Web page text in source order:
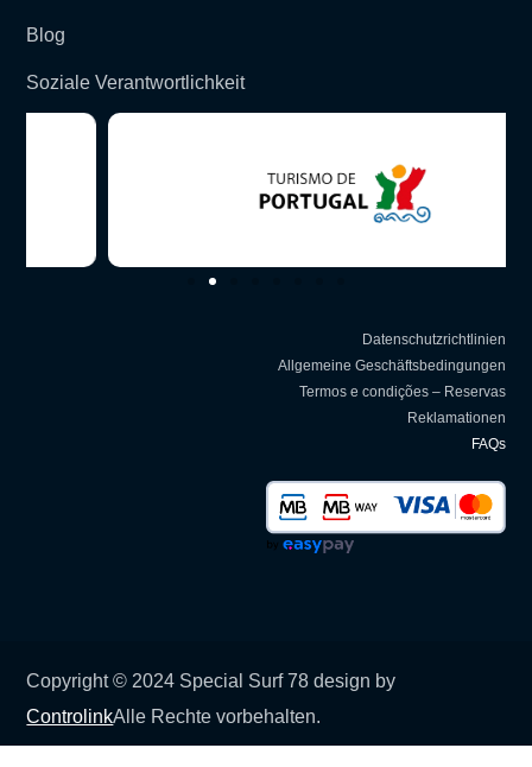
Blog
Soziale Verantwortlichkeit
Datenschutzrichtlinien
Allgemeine Geschäftsbedingungen
Termos e condições – Reservas
Reklamationen
FAQs
Copyright © 2024 Special Surf 78 design by
ControlinkAlle Rechte vorbehalten.